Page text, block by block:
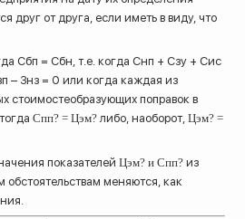
друг от друга, если иметь в виду, что
Сбп = Сбн, т.е. когда Снп + Сзу + Сис
– Знз = 0 или когда каждая из
стоимостеобразующих поправок в
Спп? = Цэм?либо, наоборот,Цэм? =
показателейЦэм? и Спп?из
обстоятельствам меняются, как